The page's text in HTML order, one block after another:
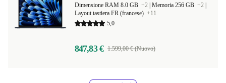
Dimensione RAM 8.0 GB +2 Memoria 256 GB +2
Layout tastiera FR (francese) +11
5,0
847,83 € 1.599,00 € (Nuovo)